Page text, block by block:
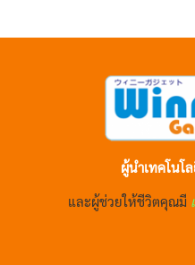
ผู้นำเทคโนโ
และผู้ช่วยให้ชีวิตคุณมี